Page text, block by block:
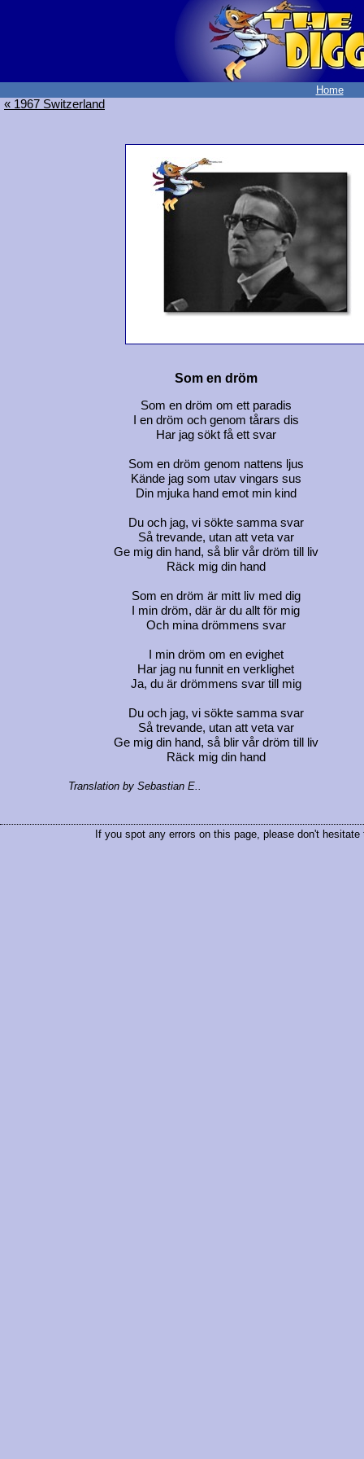
Home
« 1967 Switzerland
Som en dröm
Som en dröm om ett paradis
I en dröm och genom tårars dis
Har jag sökt få ett svar
Som en dröm genom nattens ljus
Kände jag som utav vingars sus
Din mjuka hand emot min kind
Du och jag, vi sökte samma svar
Så trevande, utan att veta var
Ge mig din hand, så blir vår dröm till liv
Räck mig din hand
Som en dröm är mitt liv med dig
I min dröm, där är du allt för mig
Och mina drömmens svar
I min dröm om en evighet
Har jag nu funnit en verklighet
Ja, du är drömmens svar till mig
Du och jag, vi sökte samma svar
Så trevande, utan att veta var
Ge mig din hand, så blir vår dröm till liv
Räck mig din hand
Translation by Sebastian E..
If you spot any errors on this page, please don't